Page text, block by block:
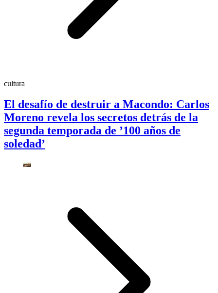
cultura
El desafío de destruir a Macondo: Carlos
Moreno revela los secretos detrás de la
segunda temporada de ’100 años de
soledad’